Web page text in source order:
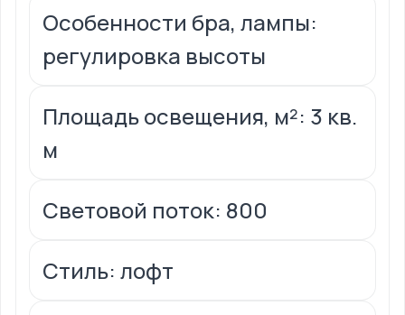
Особенности бра, лампы:
регулировка высоты
Площадь освещения, м²: 3 кв.
м
Световой поток: 800
Стиль: лофт